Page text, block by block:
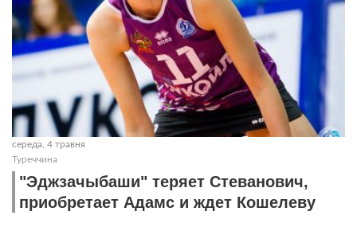
середа, 4 травня
Туреччина
"Эджзачыбаши" теряет Стеванович,
приобретает Адамс и ждет Кошелеву